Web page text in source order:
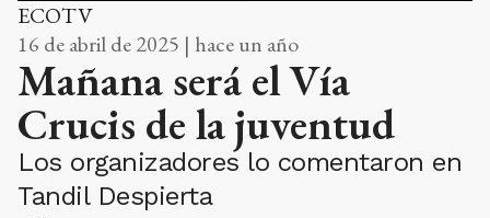
ECOTV
16 de abril de 2025 | hace un año
Mañana será el Vía
Crucis de la juventud
Los organizadores lo comentaron en
Tandil Despierta